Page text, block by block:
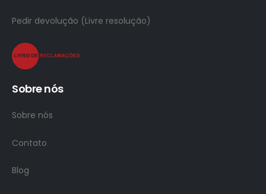
Pedir devolução (Livre resolução)
Sobre nós
Sobre nós
Contato
Blog